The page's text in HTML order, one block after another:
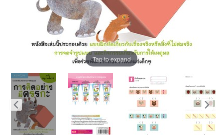
Tap to expand